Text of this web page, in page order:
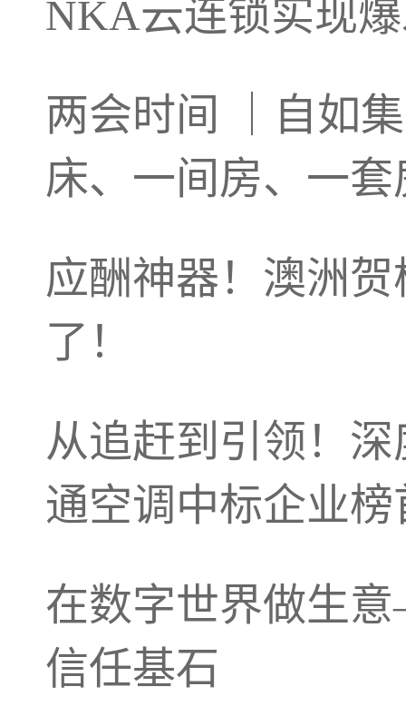
NKA云连锁实现
两会时间 ｜自如
床、一间房、一套
应酬神器！澳洲
了！
从追赶到引领！
通空调中标企业
在数字世界做生
信任基石